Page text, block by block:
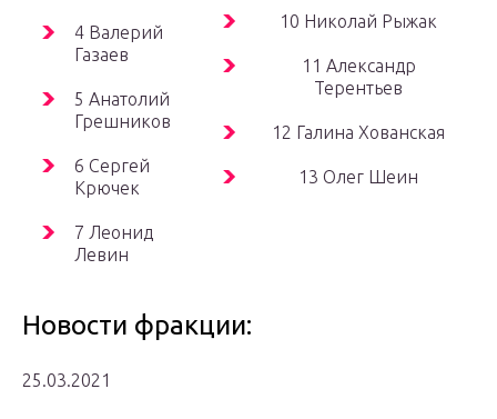
4 Валерий
Газаев
5 Анатолий
Грешников
6 Сергей
Крючек
7 Леонид
Левин
10 Николай Рыжак
11 Александр
Терентьев
12 Галина Хованская
13 Олег Шеин
Новости фракции:
25.03.2021